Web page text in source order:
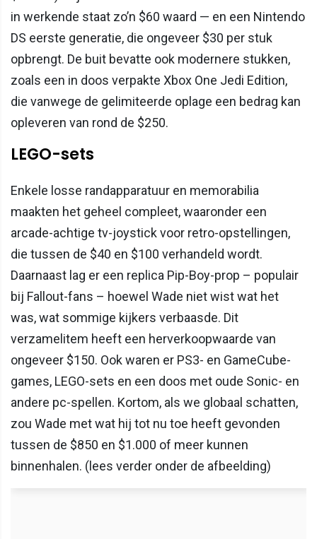
in werkende staat zo’n $60 waard — en een Nintendo
DS eerste generatie, die ongeveer $30 per stuk
opbrengt. De buit bevatte ook modernere stukken,
zoals een in doos verpakte Xbox One Jedi Edition,
die vanwege de gelimiteerde oplage een bedrag kan
opleveren van rond de $250.
LEGO-sets
Enkele losse randapparatuur en memorabilia
maakten het geheel compleet, waaronder een
arcade-achtige tv-joystick voor retro-opstellingen,
die tussen de $40 en $100 verhandeld wordt.
Daarnaast lag er een replica Pip-Boy-prop – populair
bij Fallout-fans – hoewel Wade niet wist wat het
was, wat sommige kijkers verbaasde. Dit
verzamelitem heeft een herverkoopwaarde van
ongeveer $150. Ook waren er PS3- en GameCube-
games, LEGO-sets en een doos met oude Sonic- en
andere pc-spellen. Kortom, als we globaal schatten,
zou Wade met wat hij tot nu toe heeft gevonden
tussen de $850 en $1.000 of meer kunnen
binnenhalen. (lees verder onder de afbeelding)